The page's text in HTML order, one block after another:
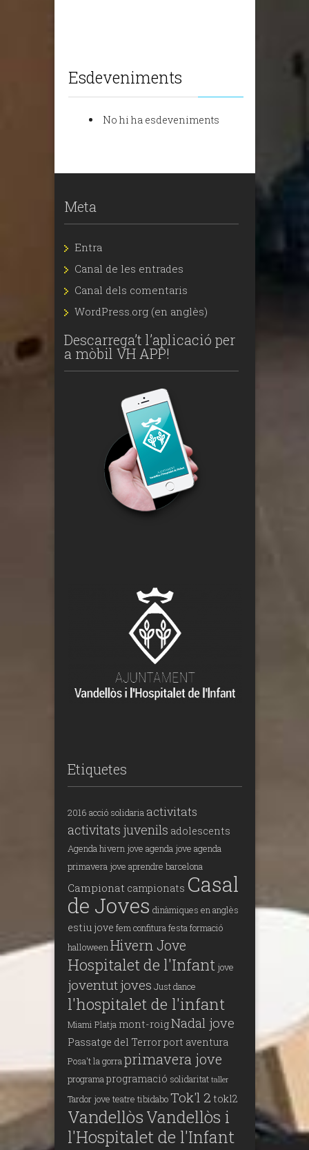
Esdeveniments
No hi ha esdeveniments
Meta
Entra
Canal de les entrades
Canal dels comentaris
WordPress.org (en anglès)
Descarrega’t l’aplicació per
a mòbil VH APP!
Etiquetes
2016 acció solidaria activitats
activitats juvenils adolescents
Agenda hivern jove agenda jove agenda
primavera jove aprendre barcelona
Campionat campionats Casal
de Joves dinàmiques en anglès
estiu jove fem confitura festa formació
halloween Hivern Jove
Hospitalet de l'Infant jove
joventutjoves Just dance
l'hospitalet de l'infant
Miami Platja mont-roigNadal jove
Passatge del Terrorport aventura
Posa't la gorra primavera jove
programa programació solidaritat taller
Tardor jove teatre tibidaboTok'l 2 tokl2
VandellòsVandellòs i
l'Hospitalet de l'Infant